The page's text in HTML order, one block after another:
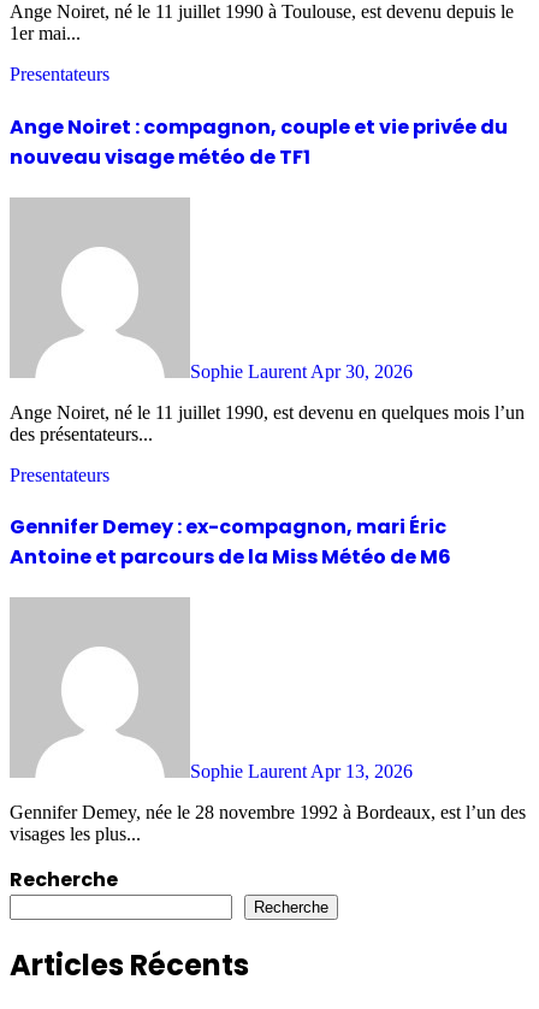
Ange Noiret, né le 11 juillet 1990 à Toulouse, est devenu depuis le
1er mai...
Presentateurs
Ange Noiret : compagnon, couple et vie privée du
nouveau visage météo de TF1
Sophie Laurent Apr 30, 2026
Ange Noiret, né le 11 juillet 1990, est devenu en quelques mois l’un
des présentateurs...
Presentateurs
Gennifer Demey : ex-compagnon, mari Éric
Antoine et parcours de la Miss Météo de M6
Sophie LaurentApr 13, 2026
Gennifer Demey, née le 28 novembre 1992 à Bordeaux, est l’un des
visages les plus...
Recherche
Recherche
Articles Récents